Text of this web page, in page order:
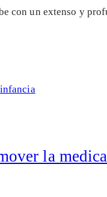
con un extenso y
la